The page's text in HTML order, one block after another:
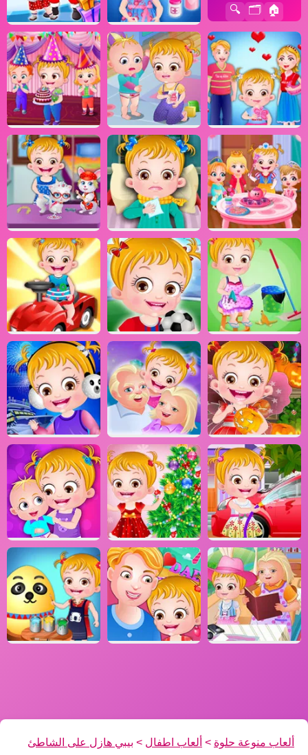
🏠
🗂️
🔍
ألعاب منوعة حلوة > ألعاب اطفال > بيبي هازل على الشاطئ